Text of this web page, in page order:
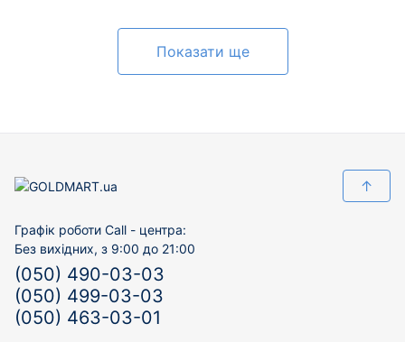
Показати ще
↑
Графік роботи Call - центра:
Без вихідних, з 9:00 до 21:00
(050) 490-03-03
(050) 499-03-03
(050) 463-03-01